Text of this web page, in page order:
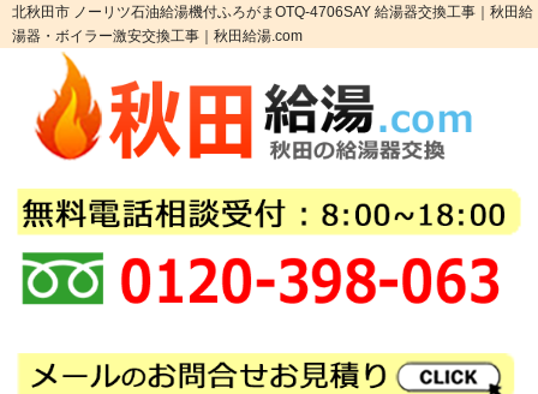
北秋田市 ノーリツ石油給湯機付ふろがまOTQ-4706SAY 給湯器交換工事｜秋田給
湯器・ボイラー激安交換工事｜秋田給湯.com